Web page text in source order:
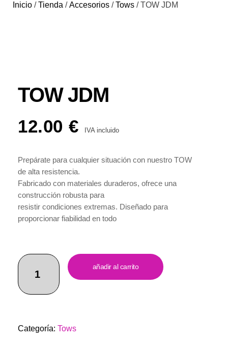
Inicio /Tienda /Accesorios /Tows / TOW JDM
TOW JDM
12.00 € IVA incluido
Prepárate para cualquier situación con nuestro TOW
de alta resistencia.
Fabricado con materiales duraderos, ofrece una
construcción robusta para
resistir condiciones extremas. Diseñado para
proporcionar fiabilidad en todo
para una instalación fácil y rápida, sin necesidad de
herramientas especiales. Con
un servicio al cliente excepcional, es una adición
versátil y funcional a tu equipo
viajes todoterreno!
añadir al carrito
Categoría: Tows